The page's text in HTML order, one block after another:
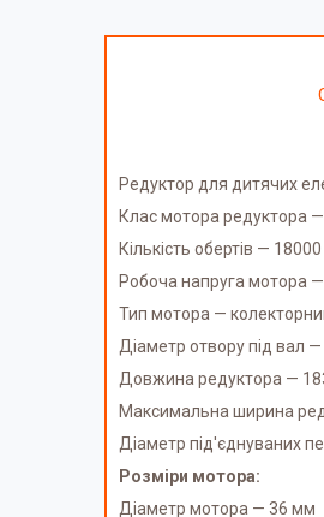
Редуктор для дитячих
Клас мотора редуктора
Кількість обертів —
Робоча напруга мотора —
Тип мотора —
Діаметр отвору під вал
Довжина редуктора —
Максимальна ширина
Діаметр під'єднуваних
Розміри мотора:
Діаметр мотора — 36 мм